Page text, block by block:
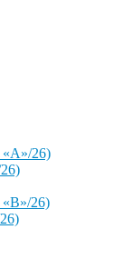
«А»/26)
«В»/26)